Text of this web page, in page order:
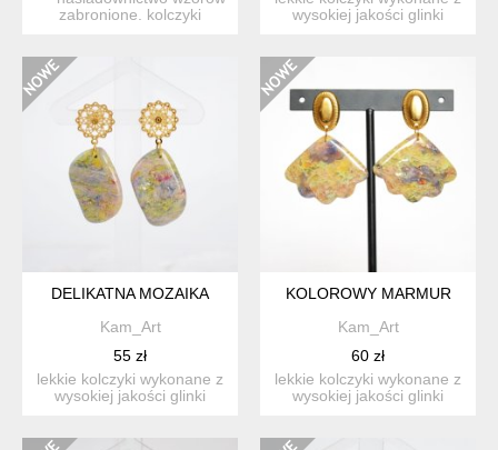
zabronione. kolczyki
wysokiej jakości glinki
DELIKATNA MOZAIKA
Kam_Art
55 zł
lekkie kolczyki wykonane z
wysokiej jakości glinki
KOLOROWY MARMUR
Kam_Art
60 zł
lekkie kolczyki wykonane z
wysokiej jakości glinki